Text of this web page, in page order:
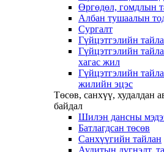
Өргөдөл, гомдлын
Албан тушаалын
Сургалт
Гүйцэтгэлийн
Гүйцэтгэлийн
хагас жил
Гүйцэтгэлийн
жилийн эцэс
Төсөв, санхүү, худалдан
байдал
Шилэн дансны
Батлагдсан төсөв
Санхүүгийн тайлан
Аудитын дүгнэлт,